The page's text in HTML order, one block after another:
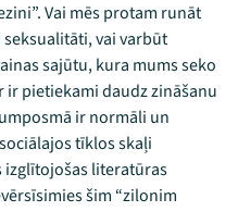
Vai mēs protam runāt
vai varbūt
sajūtu, kura mums seko
ir pietiekami daudz zināšanu
ir normāli un
tīklos skaļi
izglītojošas literatūras
šim “zilonim